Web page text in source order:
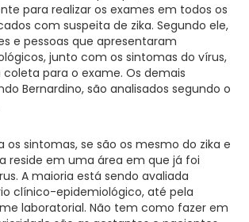
para realizar os exames em todos os
com suspeita de zika. Segundo ele,
e pessoas que apresentaram
junto com os sintomas do vírus,
para o exame. Os demais
Bernardino, são analisados segundo o
os sintomas, se são os mesmo do zika e
reside em uma área em que já foi
A maioria está sendo avaliada
clínico-epidemiológico, até pela
laboratorial. Não tem como fazer em